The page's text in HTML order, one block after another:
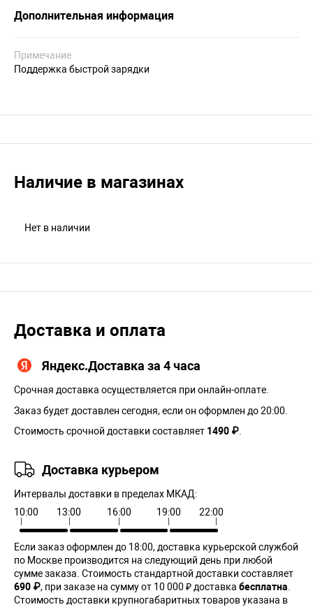
Дополнительная информация
Примечание
Поддержка быстрой зарядки
Наличие в магазинах
Нет в наличии
Доставка и оплата
Яндекс.Доставка за 4 часа
Срочная доставка осуществляется при онлайн-оплате.
Заказ будет доставлен сегодня, если он оформлен до 20:00.
Стоимость срочной доставки составляет 1490 ₽
Доставка курьером
Интервалы доставки в пределах МКАД:
10:00
13:00 16:00 19:00 22:00
Если заказ оформлен до 18:00, доставка курьерской службой
по Москве производится на следующий день при любой
сумме заказа. Cтоимость стандартной доставки составляет
690 ₽, при заказе на сумму от 10 000 ₽ доставка бесплатна
Стоимость доставки крупногабаритных товаров указана в